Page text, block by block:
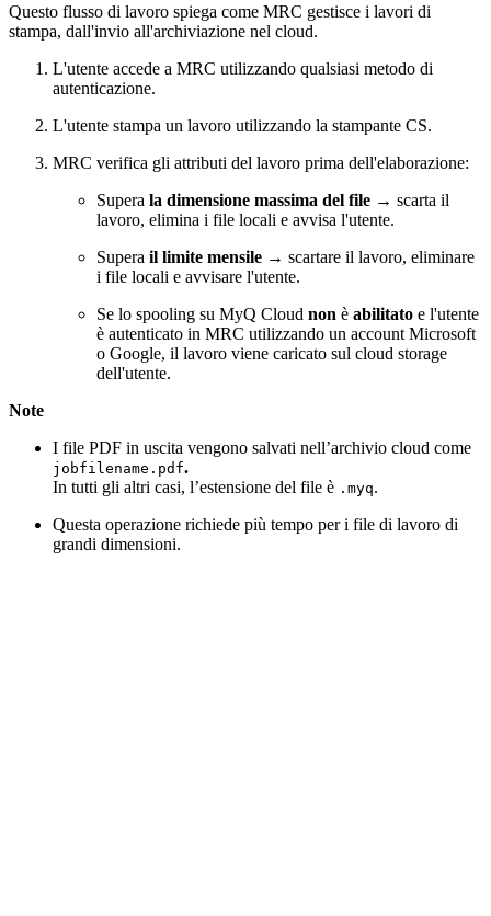
Questo flusso di lavoro spiega come MRC gestisce i lavori di
stampa, dall'invio all'archiviazione nel cloud.
L'utente accede a MRC utilizzando qualsiasi metodo di
autenticazione.
L'utente stampa un lavoro utilizzando la stampante CS.
MRC verifica gli attributi del lavoro prima dell'elaborazione:
Supera la dimensione massima del file → scarta il
lavoro, elimina i file locali e avvisa l'utente.
Supera il limite mensile → scartare il lavoro, eliminare
i file locali e avvisare l'utente.
Se lo spooling su MyQ Cloud non è abilitato e l'utente
è autenticato in MRC utilizzando un account Microsoft
o Google, il lavoro viene caricato sul cloud storage
dell'utente.
Note
I file PDF in uscita vengono salvati nell’archivio cloud come
jobfilename.pdf.
In tutti gli altri casi, l’estensione del file è .myq.
Questa operazione richiede più tempo per i file di lavoro di
grandi dimensioni.